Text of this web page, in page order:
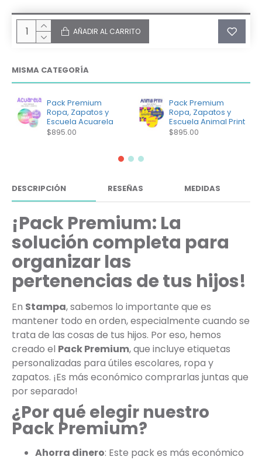
AÑADIR AL CARRITO
MISMA CATEGORÍA
Pack Premium
Ropa, Zapatos y
Escuela Acuarela
$895.00
Pack Premium
Ropa, Zapatos y
Escuela Animal Print
$895.00
DESCRIPCIÓN RESEÑAS MEDIDAS
¡Pack Premium: La
solución completa para
organizar las
pertenencias de tus hijos!
En Stampa, sabemos lo importante que es
mantener todo en orden, especialmente cuando se
trata de las cosas de tus hijos. Por eso, hemos
creado el Pack Premium, que incluye etiquetas
personalizadas para útiles escolares, ropa y
zapatos. ¡Es más económico comprarlas juntas que
por separado!
¿Por qué elegir nuestro
Pack Premium?
Ahorra dinero: Este pack es más económico